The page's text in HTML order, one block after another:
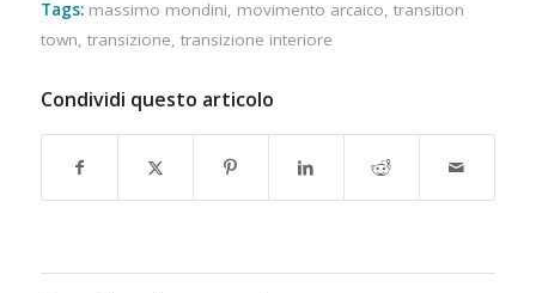
Tags: massimo mondini, movimento arcaico, transition
town, transizione, transizione interiore
Condividi questo articolo